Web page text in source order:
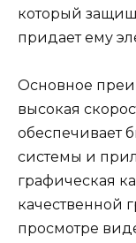
который
придает ему
Основное
высокая
обеспечивает
системы и
графическая
качественной
просмотре